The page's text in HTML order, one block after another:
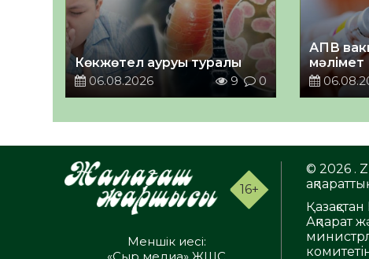
Көкжөтел ауруы туралы
06.08.2026
9 0
АПВ
мәлімет
16+
Меншік иесі:
© 2026 .
ақпараттық
Ақпарат